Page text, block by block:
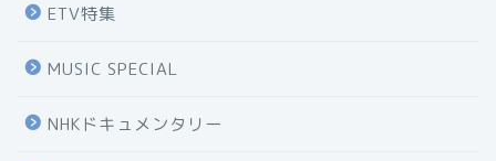
ETV特集
MUSIC SPECIAL
NHKドキュメンタリー